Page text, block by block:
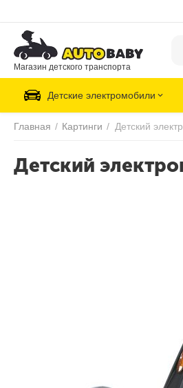
Магазин детского транспорта
Детские электромобили
Главная / Картинги / Детский
Детский